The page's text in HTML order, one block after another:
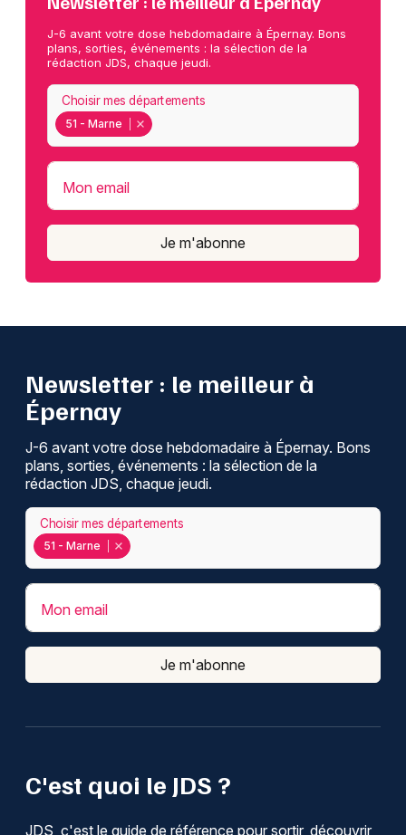
J-6 avant votre dose hebdomadaire à Épernay. Bons
plans, sorties, événements : la sélection de la
rédaction JDS, chaque jeudi.
51 - Marne
Choisir mes départements
Mon email
Je m'abonne
C'est quoi le JDS ?
JDS, c'est le guide de référence pour sortir, découvrir
Newsletter : le meilleur à
Épernay
J-6 avant votre dose hebdomadaire à Épernay. Bons
plans, sorties, événements : la sélection de la
rédaction JDS, chaque jeudi.
51 - Marne
Choisir mes départements
Mon email
Je m'abonne